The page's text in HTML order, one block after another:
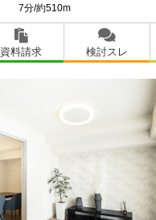
7分/約510m
資料請求 検討スレ